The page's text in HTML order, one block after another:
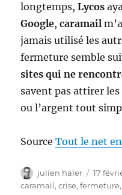
longtemps,Lycos
Google,caramail
jamais utilisé les
fermeture semble
sites qui ne
savent pas attirer
ou l’argent tout
SourceTout le net
Auteur
julien haler
Publié
le
17
caramail,crise,fermeture,